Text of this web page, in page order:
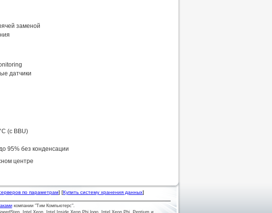
заменой
датчики
(с BBU)
95% без конденсации
центре
по параметрам] [Купить систему хранения данных]
компании "Тим Компьютерс".
Intel Xeon, Intel Inside Xeon Phi logo, Intel Xeon Phi, Pentium и